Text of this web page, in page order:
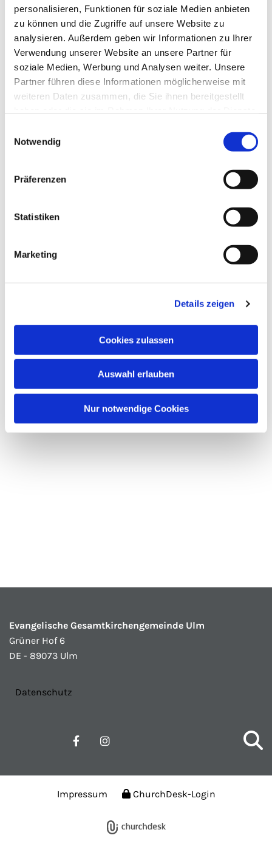
personalisieren, Funktionen für soziale Medien anbieten
zu können und die Zugriffe auf unsere Website zu
analysieren. Außerdem geben wir Informationen zu Ihrer
Verwendung unserer Website an unsere Partner für
soziale Medien, Werbung und Analysen weiter. Unsere
Partner führen diese Informationen möglicherweise mit
weiteren Daten zusammen, die Sie ihnen bereitgestellt
Notwendig
Präferenzen
Statistiken
Marketing
Details zeigen
Cookies zulassen
Auswahl erlauben
Nur notwendige Cookies
Evangelische Gesamtkirchengemeinde Ulm
Grüner Hof 6
DE - 89073 Ulm
Datenschutz
Impressum ChurchDesk-Login